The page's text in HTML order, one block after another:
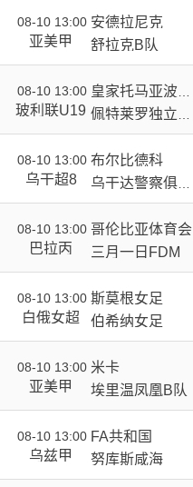
08-10 13:00
亚美甲
安德拉尼克
舒拉克B队
08-10 13:00
玻利联U19
皇家托马亚波U1
9
佩特莱罗独立U1
9
08-10 13:00
乌干超8
布尔比德科
乌干达警察俱乐
部
08-10 13:00
巴拉丙
哥伦比亚体育会
三月一日FDM
08-10 13:00
白俄女超
斯莫根女足
伯希纳女足
08-10 13:00
亚美甲
米卡
埃里温凤凰B队
08-10 13:00
乌兹甲
FA共和国
努库斯咸海